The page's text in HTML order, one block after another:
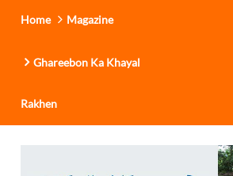
Home Magazine
Ghareebon Ka Khayal
Rakhen